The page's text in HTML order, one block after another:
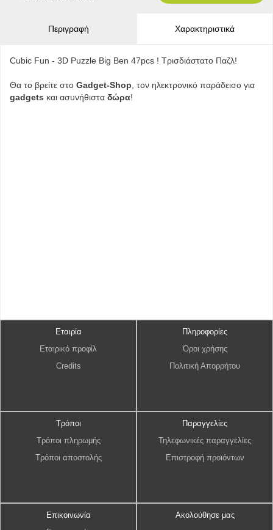
Περιγραφή Χαρακτηριστικά
Cubic Fun - 3D Puzzle Big Ben 47pcs ! Τρισδιάστατο Παζλ!
Θα το βρείτε στο Gadget-Shop , τον ηλεκτρονικό παράδεισο για
gadgets και ασυνήθιστα δώρα!
Εταιρία
Εταιρικό προφίλ
Credits
Πληροφορίες
Όροι χρήσης
Πολιτική Απορρήτου
Τρόποι
Τρόποι πληρωμής
Τρόποι αποστολής
Παραγγελίες
Τηλεφωνικές παραγγελίες
Επιστροφή προϊόντων
Επικοινωνία
Ακολούθησε μας